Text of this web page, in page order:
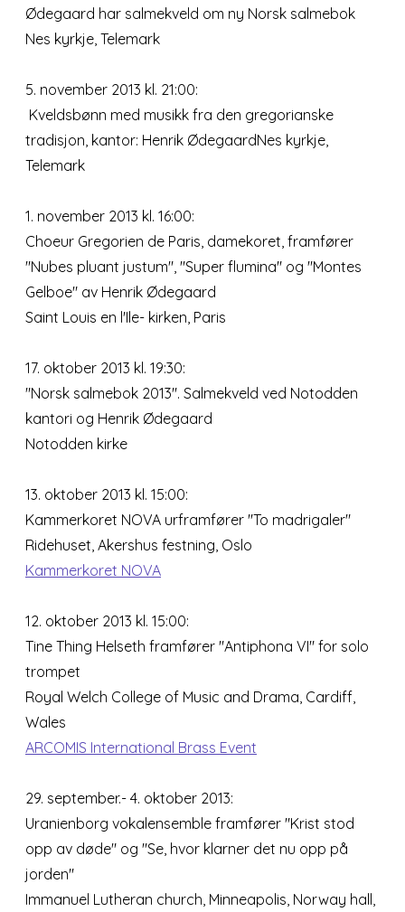
Ødegaard har salmekveld om ny Norsk salmebok
Nes kyrkje, Telemark
5. november 2013 kl. 21:00:
Kveldsbønn med musikk fra den gregorianske
tradisjon, kantor: Henrik ØdegaardNes kyrkje,
Telemark
1. november 2013 kl. 16:00:
Choeur Gregorien de Paris, damekoret, framfører
"Nubes pluant justum", "Super flumina" og "Montes
Gelboe" av Henrik Ødegaard
Saint Louis en l'Ile- kirken, Paris
17. oktober 2013 kl. 19:30:
"Norsk salmebok 2013". Salmekveld ved Notodden
kantori og Henrik Ødegaard
Notodden kirke
13. oktober 2013 kl. 15:00:
Kammerkoret NOVA urframfører "To madrigaler"
Ridehuset, Akershus festning, Oslo
Kammerkoret NOVA
12. oktober 2013 kl. 15:00:
Tine Thing Helseth framfører "Antiphona VI" for solo
trompet
Royal Welch College of Music and Drama, Cardiff,
Wales
ARCOMIS International Brass Event
29. september.- 4. oktober 2013:
Uranienborg vokalensemble framfører "Krist stod
opp av døde" og "Se, hvor klarner det nu opp på
jorden"
Immanuel Lutheran church, Minneapolis, Norway hall,